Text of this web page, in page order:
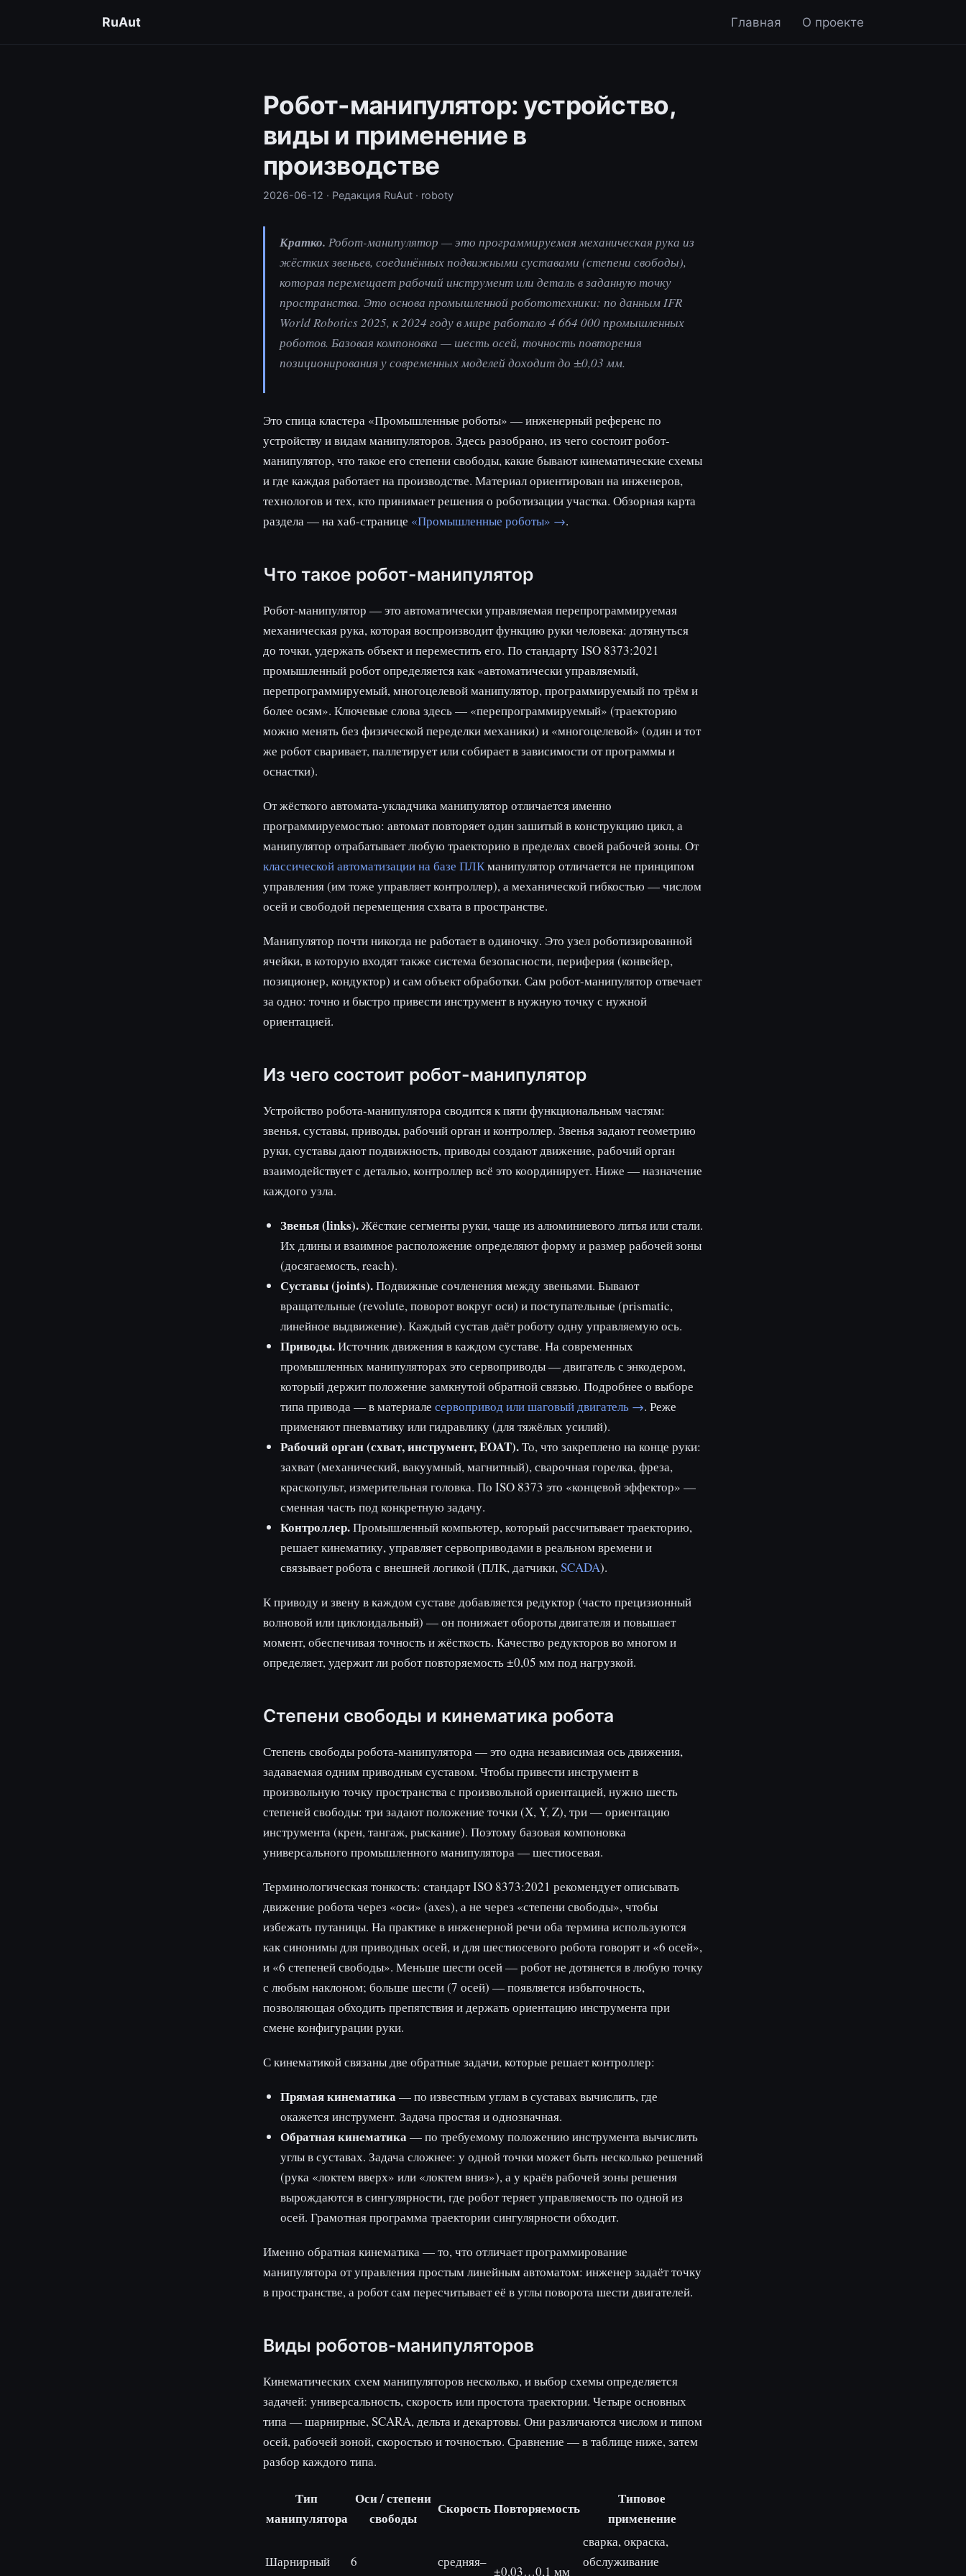
RuAut Главная О проекте
Робот-манипулятор: устройство,
виды и применение в
производстве
2026-06-12 · Редакция RuAut · roboty
Кратко. Робот-манипулятор — это программируемая механическая рука из
жёстких звеньев, соединённых подвижными суставами (степени свободы),
которая перемещает рабочий инструмент или деталь в заданную точку
пространства. Это основа промышленной робототехники: по данным IFR
World Robotics 2025, к 2024 году в мире работало 4 664 000 промышленных
роботов. Базовая компоновка — шесть осей, точность повторения
позиционирования у современных моделей доходит до ±0,03 мм.
Это спица кластера «Промышленные роботы» — инженерный референс по
устройству и видам манипуляторов. Здесь разобрано, из чего состоит робот-
манипулятор, что такое его степени свободы, какие бывают кинематические схемы
и где каждая работает на производстве. Материал ориентирован на инженеров,
технологов и тех, кто принимает решения о роботизации участка. Обзорная карта
раздела — на хаб-странице «Промышленные роботы» →.
Что такое робот-манипулятор
Робот-манипулятор — это автоматически управляемая перепрограммируемая
механическая рука, которая воспроизводит функцию руки человека: дотянуться
до точки, удержать объект и переместить его. По стандарту ISO 8373:2021
промышленный робот определяется как «автоматически управляемый,
перепрограммируемый, многоцелевой манипулятор, программируемый по трём и
более осям». Ключевые слова здесь — «перепрограммируемый» (траекторию
можно менять без физической переделки механики) и «многоцелевой» (один и тот
же робот сваривает, паллетирует или собирает в зависимости от программы и
оснастки).
От жёсткого автомата-укладчика манипулятор отличается именно
программируемостью: автомат повторяет один зашитый в конструкцию цикл, а
манипулятор отрабатывает любую траекторию в пределах своей рабочей зоны. От
классической автоматизации на базе ПЛКманипулятор отличается не принципом
управления (им тоже управляет контроллер), а механической гибкостью — числом
осей и свободой перемещения схвата в пространстве.
Манипулятор почти никогда не работает в одиночку. Это узел роботизированной
ячейки, в которую входят также система безопасности, периферия (конвейер,
позиционер, кондуктор) и сам объект обработки. Сам робот-манипулятор отвечает
за одно: точно и быстро привести инструмент в нужную точку с нужной
ориентацией.
Из чего состоит робот-манипулятор
Устройство робота-манипулятора сводится к пяти функциональным частям:
звенья, суставы, приводы, рабочий орган и контроллер. Звенья задают геометрию
руки, суставы дают подвижность, приводы создают движение, рабочий орган
взаимодействует с деталью, контроллер всё это координирует. Ниже — назначение
каждого узла.
Звенья (links).Жёсткие сегменты руки, чаще из алюминиевого литья или стали.
Их длины и взаимное расположение определяют форму и размер рабочей зоны
(досягаемость, reach).
Суставы (joints).Подвижные сочленения между звеньями. Бывают
вращательные (revolute, поворот вокруг оси) и поступательные (prismatic,
линейное выдвижение). Каждый сустав даёт роботу одну управляемую ось.
Приводы.Источник движения в каждом суставе. На современных
промышленных манипуляторах это сервоприводы — двигатель с энкодером,
который держит положение замкнутой обратной связью. Подробнее о выборе
типа привода — в материале сервопривод или шаговый двигатель →. Реже
применяют пневматику или гидравлику (для тяжёлых усилий).
Рабочий орган (схват, инструмент, EOAT).То, что закреплено на конце руки:
захват (механический, вакуумный, магнитный), сварочная горелка, фреза,
краскопульт, измерительная головка. По ISO 8373 это «концевой эффектор» —
сменная часть под конкретную задачу.
Контроллер.Промышленный компьютер, который рассчитывает траекторию,
решает кинематику, управляет сервоприводами в реальном времени и
связывает робота с внешней логикой (ПЛК, датчики,SCADA).
К приводу и звену в каждом суставе добавляется редуктор (часто прецизионный
волновой или циклоидальный) — он понижает обороты двигателя и повышает
момент, обеспечивая точность и жёсткость. Качество редукторов во многом и
определяет, удержит ли робот повторяемость ±0,05 мм под нагрузкой.
Степени свободы и кинематика робота
Степень свободы робота-манипулятора — это одна независимая ось движения,
задаваемая одним приводным суставом. Чтобы привести инструмент в
произвольную точку пространства с произвольной ориентацией, нужно шесть
степеней свободы: три задают положение точки (X, Y, Z), три — ориентацию
инструмента (крен, тангаж, рыскание). Поэтому базовая компоновка
универсального промышленного манипулятора — шестиосевая.
Терминологическая тонкость: стандарт ISO 8373:2021 рекомендует описывать
движение робота через «оси» (axes), а не через «степени свободы», чтобы
избежать путаницы. На практике в инженерной речи оба термина используются
как синонимы для приводных осей, и для шестиосевого робота говорят и «6 осей»,
и «6 степеней свободы». Меньше шести осей — робот не дотянется в любую точку
с любым наклоном; больше шести (7 осей) — появляется избыточность,
позволяющая обходить препятствия и держать ориентацию инструмента при
смене конфигурации руки.
С кинематикой связаны две обратные задачи, которые решает контроллер:
Прямая кинематика— по известным углам в суставах вычислить, где
окажется инструмент. Задача простая и однозначная.
Обратная кинематика— по требуемому положению инструмента вычислить
углы в суставах. Задача сложнее: у одной точки может быть несколько решений
(рука «локтем вверх» или «локтем вниз»), а у краёв рабочей зоны решения
вырождаются в сингулярности, где робот теряет управляемость по одной из
осей. Грамотная программа траектории сингулярности обходит.
Именно обратная кинематика — то, что отличает программирование
манипулятора от управления простым линейным автоматом: инженер задаёт точку
в пространстве, а робот сам пересчитывает её в углы поворота шести двигателей.
Виды роботов-манипуляторов
Кинематических схем манипуляторов несколько, и выбор схемы определяется
задачей: универсальность, скорость или простота траектории. Четыре основных
типа — шарнирные, SCARA, дельта и декартовы. Они различаются числом и типом
осей, рабочей зоной, скоростью и точностью. Сравнение — в таблице ниже, затем
разбор каждого типа.
Тип
манипулятора
Оси / степени
свободы
СкоростьПовторяемость
Типовое
применение
Шарнирный
6
средняя–
±0,03…0,1 мм
сварка, окраска,
обслуживание